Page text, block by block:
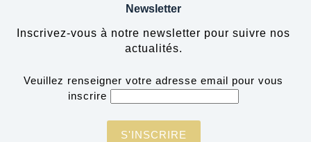
Newsletter
Inscrivez-vous à notre newsletter pour suivre nos
actualités.
Veuillez renseigner votre adresse email pour vous
inscrire